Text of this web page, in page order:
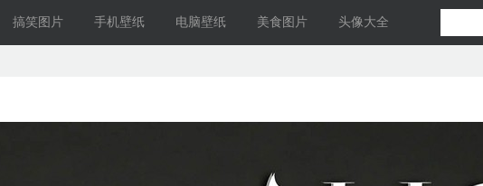
搞笑图片 手机壁纸 电脑壁纸 美食图片 头像大全